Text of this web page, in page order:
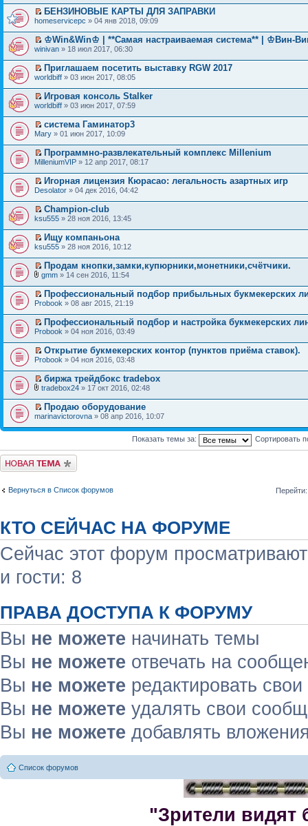
БЕНЗИНОВЫЕ КАРТЫ ДЛЯ ЗАПРАВКИ
homeservicepc » 04 янв 2018, 09:09
♔Win&Win♔ | **Самая настраиваемая система** | ♔Вин-
winivan » 18 июл 2017, 06:30
Приглашаем посетить выставку RGW 2017
worldbiff » 03 июн 2017, 08:05
Игровая консоль Stalker
worldbiff » 03 июн 2017, 07:59
система Гаминатор3
Mary » 01 июн 2017, 10:09
Программно-развлекательный комплекс Millenium
MilleniumVIP » 12 апр 2017, 08:17
Игорная лицензия Кюрасао: легальность азартных игр
Desolator » 04 дек 2016, 04:42
Champion-club
ksu555 » 28 ноя 2016, 13:45
Ищу компаньона
ksu555 » 28 ноя 2016, 10:12
Продам кнопки,замки,купюрники,монетники,счётчики.
gmm » 14 сен 2016, 11:54
Профессиональный подбор прибыльных букмекеpcких
Probook » 08 авг 2015, 21:19
Профессиональный подбор и настройка букмекеpcких
Probook » 04 ноя 2016, 03:49
Открытие букмекерских контор (пунктов приёма ставок).
Probook » 04 ноя 2016, 03:48
биржа трейдбокс tradebox
tradebox24 » 17 окт 2016, 02:48
Продаю оборудование
marinavictorovna » 08 апр 2016, 10:07
Показать темы за: Сортировать
Начать новую тему
Вернуться в Список форумов Перейти:
КТО СЕЙЧАС НА ФОРУМЕ
Сейчас этот форум
и гости: 8
ПРАВА ДОСТУПА К ФОРУМУ
Вы не можете начинать темы
Вы не можете отвечать на
Вы не можете редактировать
Вы не можете удалять свои
Вы не можете добавлять
Список форумов
"Зрители видят